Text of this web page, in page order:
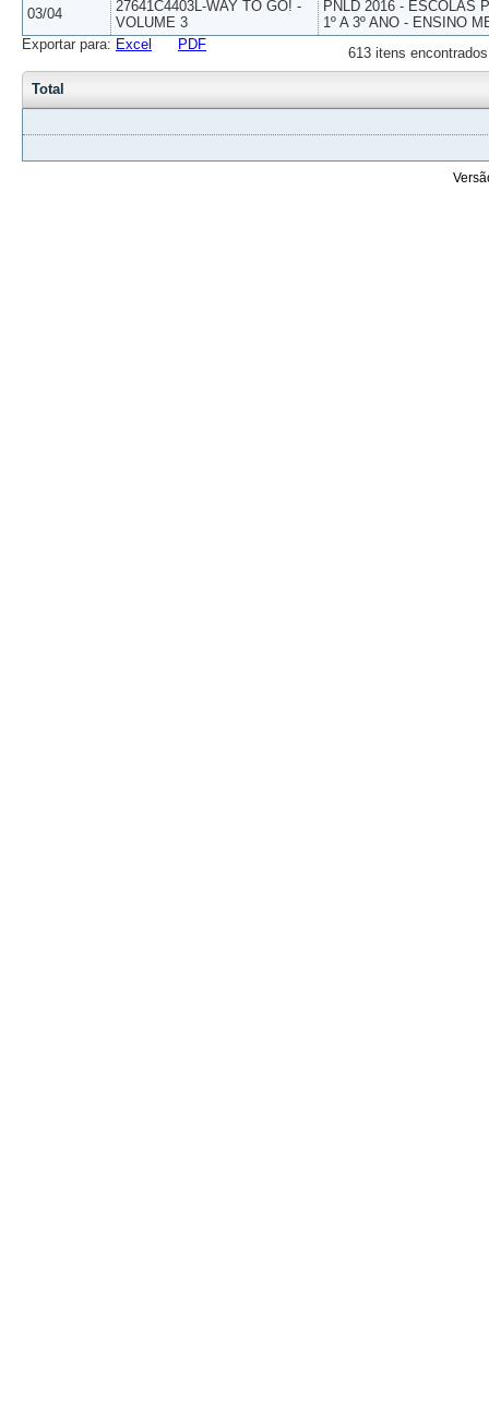
03/04
27641C4403L-WAY TO GO! -
VOLUME 3
PNLD 2016 - ESCOLAS
1º A 3º ANO - ENSINO
613 itens
Exportar para: Excel PDF
Total